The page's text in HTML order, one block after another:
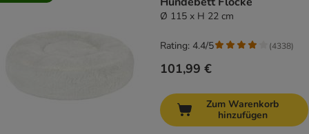
Ø 115 x H 22 cm
101,99 €
Rating: 4.4/5 (4338)
Zum Warenkorb
hinzufügen